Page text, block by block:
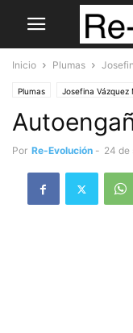
Inicio Plumas
Plumas Josefina Vázquez
Por Re-Evolución - 24 de